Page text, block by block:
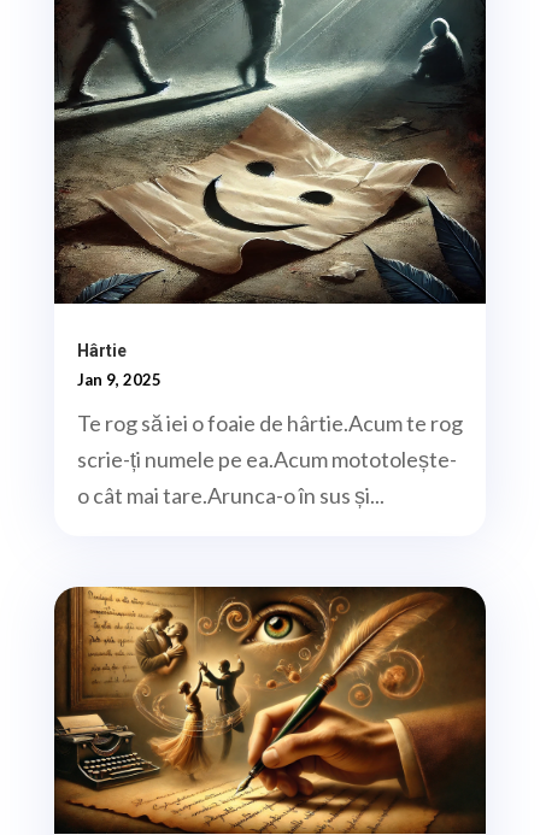
Hârtie
Jan 9, 2025
Te rog să iei o foaie de hârtie.Acum te rog
scrie-ți numele pe ea.Acum mototolește-
o cât mai tare.Arunca-o în sus și...